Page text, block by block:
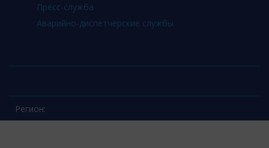
Пресс-служба
Аварийно-диспетчерские службы
Регион: